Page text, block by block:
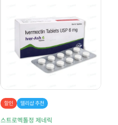
할인 델리샵 추천
스트로멕톨정 제네릭